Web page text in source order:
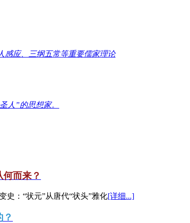
感应、三纲五常等重要儒家理论
人”的思想家。
而来？
史：“状元”从唐代“状头”雅化[详细...]